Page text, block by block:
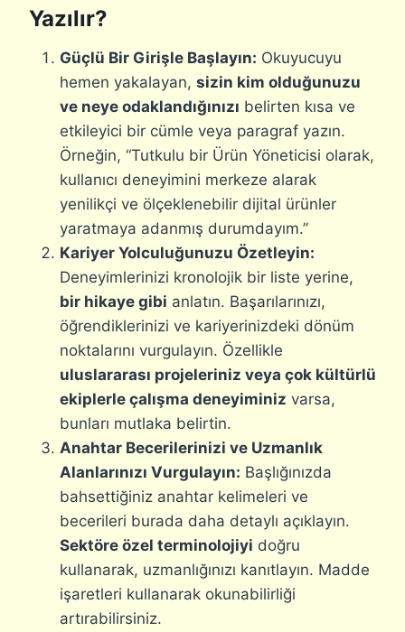
Yazılır?
Güçlü Bir Girişle Başlayın: Okuyucuyu
hemen yakalayan, sizin kim olduğunuzu
ve neye odaklandığınızı belirten kısa ve
etkileyici bir cümle veya paragraf yazın.
Örneğin, “Tutkulu bir Ürün Yöneticisi olarak,
kullanıcı deneyimini merkeze alarak
yenilikçi ve ölçeklenebilir dijital ürünler
yaratmaya adanmış durumdayım.”
Kariyer Yolculuğunuzu Özetleyin:
Deneyimlerinizi kronolojik bir liste yerine,
bir hikaye gibi anlatın. Başarılarınızı,
öğrendiklerinizi ve kariyerinizdeki dönüm
noktalarını vurgulayın. Özellikle
uluslararası projeleriniz veya çok kültürlü
ekiplerle çalışma deneyiminiz varsa,
bunları mutlaka belirtin.
Anahtar Becerilerinizi ve Uzmanlık
Alanlarınızı Vurgulayın: Başlığınızda
bahsettiğiniz anahtar kelimeleri ve
becerileri burada daha detaylı açıklayın.
Sektöre özel terminolojiyi doğru
kullanarak, uzmanlığınızı kanıtlayın. Madde
işaretleri kullanarak okunabilirliği
artırabilirsiniz.